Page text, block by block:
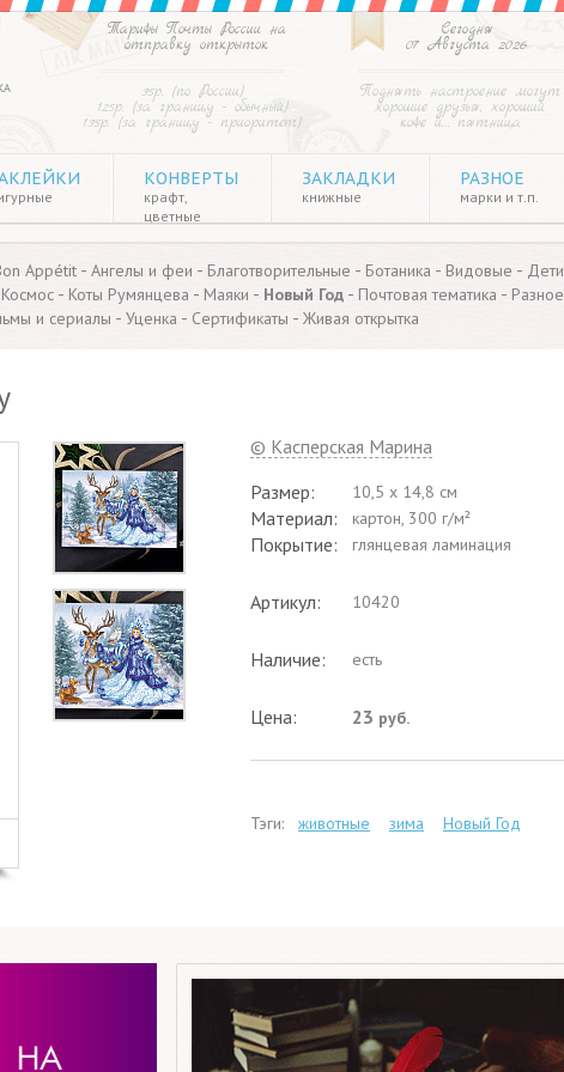
Сегодня
07 Августа 2026
Поднять настроение могут
хорошие друзья, хороший
кофе и… пятница
Тарифы Почты России на
отправку открыток
35р. (по России)
125р. (за границу - обычный)
135р. (за границу - приоритет)
КОНВЕРТЫ
крафт,
цветные
ЗАКЛАДКИ
книжные
РАЗНОЕ
марки и т.п.
Appétit - Ангелы и феи - Благотворительные - Ботаника - Видовые - Дети
Космос - Коты Румянцева - Маяки - Новый Год - Почтовая тематика - Разное
и сериалы - Уценка - Сертификаты - Живая открытка
© Касперская Марина
Размер:
10,5 x 14,8 см
Материал: картон, 300 г/м²
Покрытие: глянцевая ламинация
Артикул: 10420
Наличие: есть
Цена: 23 руб.
Тэги: животные зима Новый Год